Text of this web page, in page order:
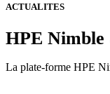
ACTUALITES
HPE Nimble
La plate-forme HPE